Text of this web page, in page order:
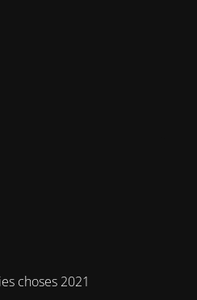
choses 2021